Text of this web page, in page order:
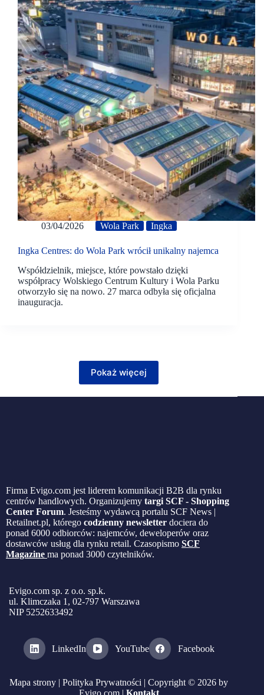
03/04/2026 Wola Park Ingka
Ingka Centres: do Wola Park wrócił unikalny najemca
Współdzielnik, miejsce, które powstało dzięki
współpracy Wolskiego Centrum Kultury i Wola Parku
otworzyło się na nowo. 27 marca odbyła się oficjalna
inauguracja.
Pokaż więcej
Firma Evigo.com jest liderem komunikacji B2B dla rynku
centrów handlowych. Organizujemy targi SCF - Shopping
Center Forum. Jesteśmy wydawcą portalu SCF News |
Retailnet.pl, którego codzienny newsletter dociera do
ponad 6000 odbiorców: najemców, deweloperów oraz
dostawców usług dla rynku retail. Czasopismo SCF
Magazine ma ponad 3000 czytelników.
Evigo.com sp. z o.o. sp.k.
ul. Klimczaka 1, 02-797 Warszawa
NIP 5252633492
LinkedIn YouTube Facebook
Mapa strony |Polityka Prywatności | Copyright © 2026 by